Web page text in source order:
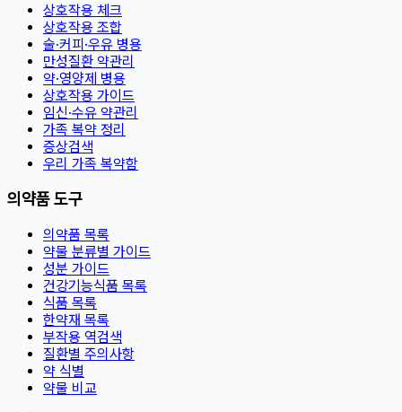
상호작용 체크
상호작용 조합
술·커피·우유 병용
만성질환 약관리
약·영양제 병용
상호작용 가이드
임신·수유 약관리
가족 복약 정리
증상검색
우리 가족 복약함
의약품 도구
의약품 목록
약물 분류별 가이드
성분 가이드
건강기능식품 목록
식품 목록
한약재 목록
부작용 역검색
질환별 주의사항
약 식별
약물 비교